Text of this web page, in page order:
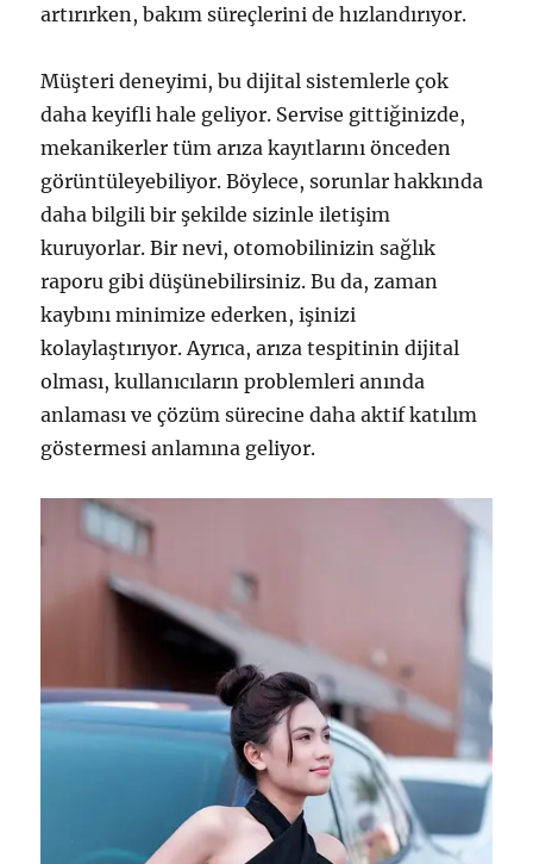
artırırken, bakım süreçlerini de hızlandırıyor.
Müşteri deneyimi, bu dijital sistemlerle çok
daha keyifli hale geliyor. Servise gittiğinizde,
mekanikerler tüm arıza kayıtlarını önceden
görüntüleyebiliyor. Böylece, sorunlar hakkında
daha bilgili bir şekilde sizinle iletişim
kuruyorlar. Bir nevi, otomobilinizin sağlık
raporu gibi düşünebilirsiniz. Bu da, zaman
kaybını minimize ederken, işinizi
kolaylaştırıyor. Ayrıca, arıza tespitinin dijital
olması, kullanıcıların problemleri anında
anlaması ve çözüm sürecine daha aktif katılım
göstermesi anlamına geliyor.